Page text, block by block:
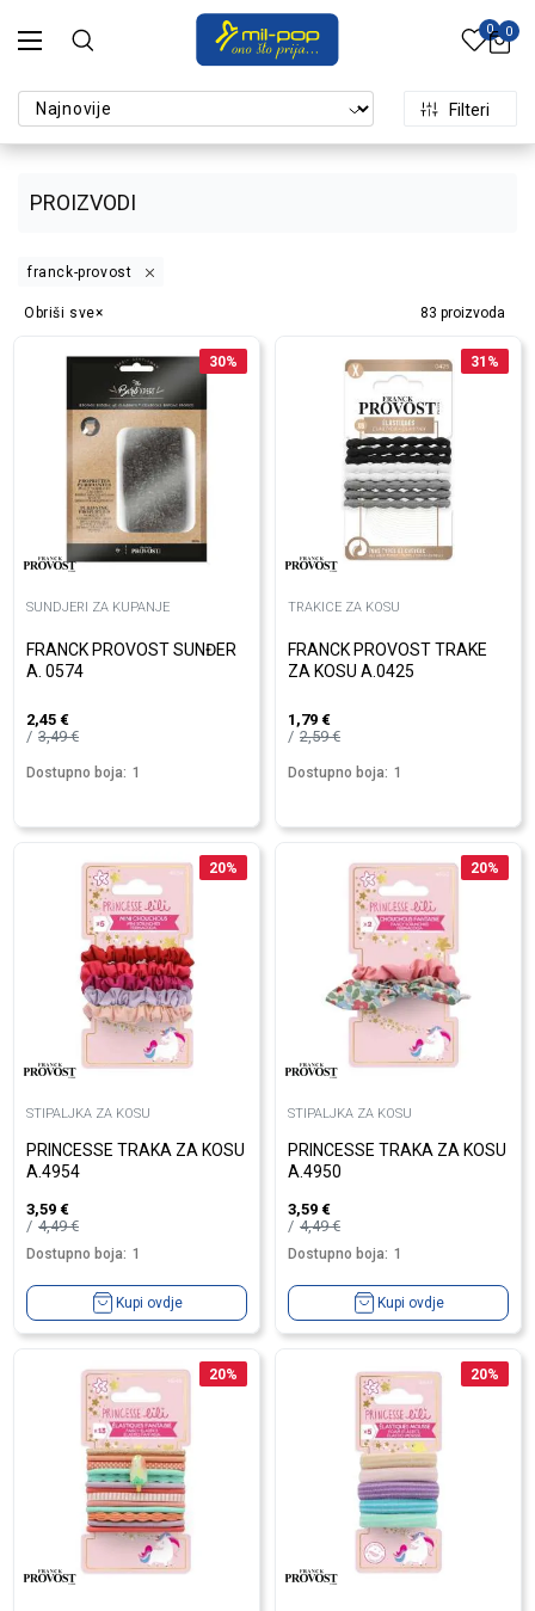
0 0
PROIZVODI
Filteri
franck-provost
83 proizvoda
Obriši sve
30%
SUNDJERI ZA KUPANJE
FRANCK PROVOST SUNĐER
A. 0574
2,45 €
3,49€
Dostupno boja: 1
31 %
TRAKICE ZA KOSU
FRANCK PROVOST TRAKE
ZA KOSU A.0425
1,79 €
2,59€
Dostupno boja: 1
20%
STIPALJKA ZA KOSU
PRINCESSE TRAKA ZA KOSU
A.4954
3,59 €
4,49€
Dostupno boja: 1
Kupi ovdje
20%
STIPALJKA ZA KOSU
PRINCESSE TRAKA ZA KOSU
A.4950
3,59 €
4,49€
Dostupno boja: 1
Kupi ovdje
20% 20%